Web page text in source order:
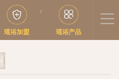
瑶浴加盟
/
瑶浴产品